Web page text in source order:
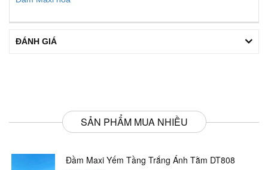
ĐÁNH GIÁ
SẢN PHẨM MUA NHIỀU
Đầm Maxi Yếm Tầng Trắng Ánh Tằm DT808